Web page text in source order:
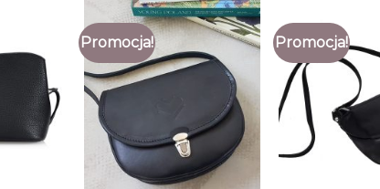
Promocja! Promocja!